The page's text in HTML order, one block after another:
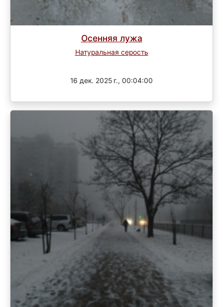
Осенняя лужа
Натуральная серость
16 дек. 2025 г., 00:04:00